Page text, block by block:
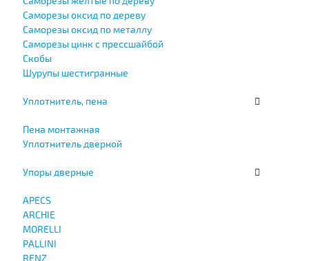
Саморезы оксид по дереву
Саморезы оксид по металлу
Саморезы цинк с прессшайбой
Скобы
Шурупы шестигранные
Уплотнитель, пена
Пена монтажная
Уплотнитель дверной
Упоры дверные
APECS
ARCHIE
MORELLI
PALLINI
RENZ